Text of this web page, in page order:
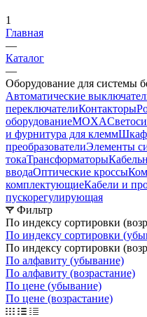
1
Главная
—
Каталог
—
Оборудование для системы
Автоматические
переключателиКонтакторы
оборудованиеMOXA
и фурнитура для клемм
преобразователиЭлементы
токаТрансформаторы
вводаОптические кроссы
комплектующиеКабели и
пускорегулирующая
Фильтр
По индексу сортировки
По индексу сортировки
По индексу сортировки
По алфавиту (убывание)
По алфавиту (возрастание)
По цене (убывание)
По цене (возрастание)